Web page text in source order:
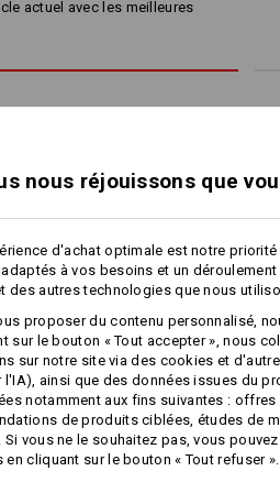
: Nous explorons de nouvelles
entre légèreté et
la bande
actuel avec les meilleures
Short fonctionnel e.s.​
dynashield
nous réjouissons que
d'achat optimale est notre
à vos besoins et un
des autres technologies que nous
proposer du contenu personnalisé,
sur le bouton « Tout accepter », nous
sur notre site via des cookies et
l'IA), ainsi que des données issues du
notamment aux fins suivantes :
de produits ciblées, études de
Si vous ne le souhaitez pas, vous
en cliquant sur le bouton « Tout refuser ».